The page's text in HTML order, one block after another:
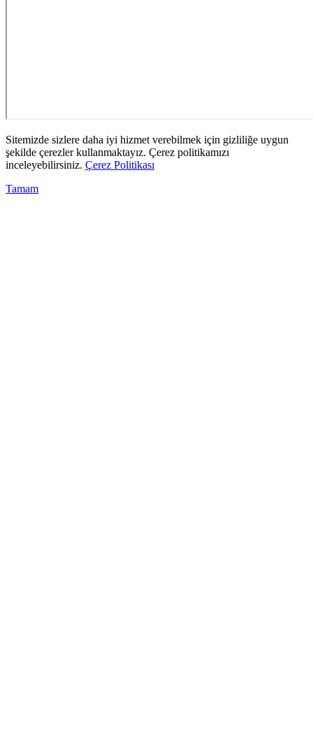
Sitemizde sizlere daha iyi hizmet verebilmek için gizliliğe uygun
şekilde çerezler kullanmaktayız. Çerez politikamızı
inceleyebilirsiniz. Çerez Politikası
Tamam